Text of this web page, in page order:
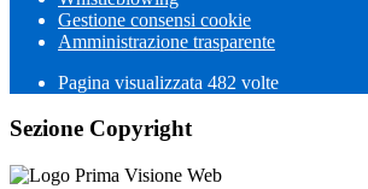
Gestione consensi cookie
Amministrazione trasparente
Pagina visualizzata 482 volte
Sezione Copyright